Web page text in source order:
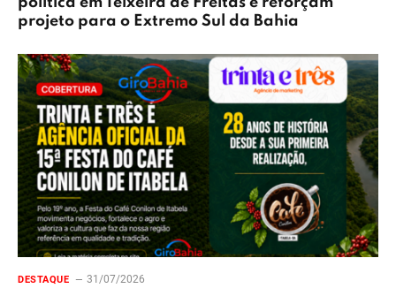
projeto para o Extremo Sul da Bahia
DESTAQUE 31/07/2026